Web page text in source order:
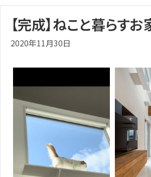
【完成】ねこと暮らすお
2020年11月30日